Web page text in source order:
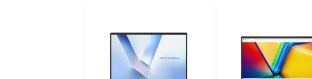
16GB RAMeyni anda bir neçə proqramın
sürətlə açılmasını və geniş saxlama imkanını
Intel Iris Xe qrafika ilə gündəlik qrafik